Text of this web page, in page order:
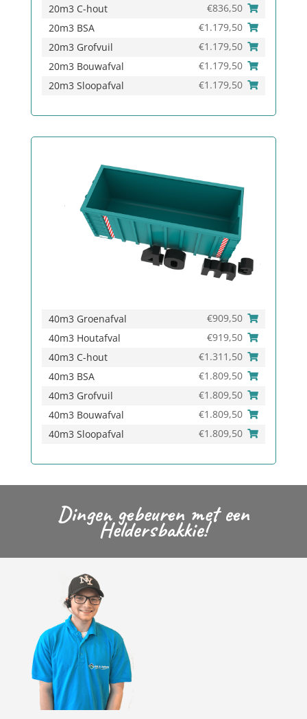
20m3 C-hout
€836,50
20m3 BSA
€1.179,50
20m3 Grofvuil
€1.179,50
20m3 Bouwafval
€1.179,50
20m3 Sloopafval
€1.179,50
40m3 Groenafval €909,50
40m3 Houtafval
€919,50
40m3 C-hout
€1.311,50
40m3 BSA
€1.809,50
40m3 Grofvuil
€1.809,50
40m3 Bouwafval
€1.809,50
40m3 Sloopafval
€1.809,50
Dingen gebeuren met een
Heldersbakkie!